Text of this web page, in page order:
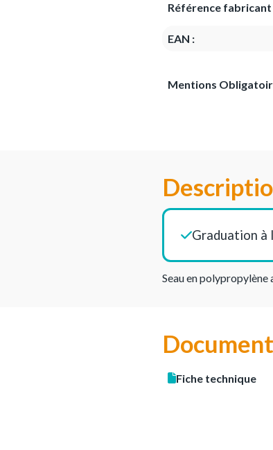
Référence fabricant
EAN :
Mentions
Graduation à
Seau en polypropylène
Fiche technique